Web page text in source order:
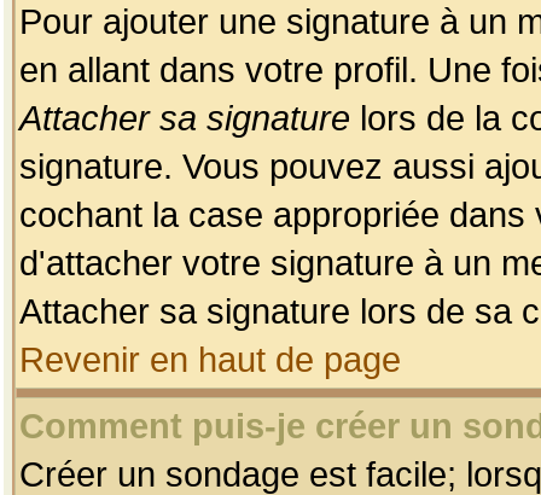
Pour ajouter une signature à un
en allant dans votre profil. Une
Attacher sa signature lors de la
signature. Vous pouvez aussi
cochant la case appropriée
d'attacher votre signature à un
Attacher sa signature lors de sa
Revenir en haut de page
Comment puis-je créer un
Créer un sondage est facile;